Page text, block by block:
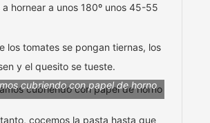
a hornear a unos 180º unos 45-55
los tomates se pongan tiernas, los
y el quesito se tueste.
cubriendo con papel de horno
cocemos la pasta hasta que